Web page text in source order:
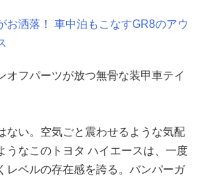
お洒落！ 車中泊もこなすGR8のアウ
オフパーツが放つ無骨な装甲車テイ
ない。空気ごと震わせるような気配
うなこのトヨタ ハイエースは、一度
レベルの存在感を誇る。バンパーガ